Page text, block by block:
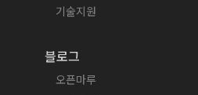
기술지원
블로그
오픈마루